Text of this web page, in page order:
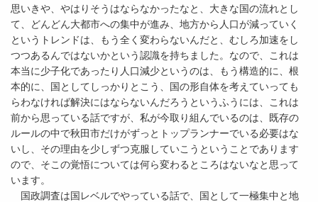
思いきや、やはりそうはならなかったなと、大きな国の流れとし
て、どんどん大都市への集中が進み、地方から人口が減っていく
というトレンドは、もう全く変わらないんだと、むしろ加速をし
つつあるんではないかという認識を持ちました。なので、これは
本当に少子化であったり人口減少というのは、もう構造的に、根
本的に、国としてしっかりとこう、国の形自体を考えていっても
らわなければ解決にはならないんだろうというふうには、これは
前から思っている話ですが、私が今取り組んでいるのは、既存の
ルールの中で秋田市だけがずっとトップランナーでいる必要はな
いし、その理由を少しずつ克服していこうということであります
ので、そこの覚悟については何ら変わるところはないなと思って
います。
国政調査は国レベルでやっている話で、国として一極集中と地